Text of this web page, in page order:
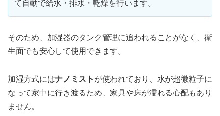
て自動で給水・排水・乾燥を行います。
そのため、加湿器のタンク管理に追われることがなく、衛
生面でも安心して使用できます。
加湿方式にはナノミスト が使われており、水が超微粒子に
なって家中に行き渡るため、家具や床が濡れる心配もあり
ません。